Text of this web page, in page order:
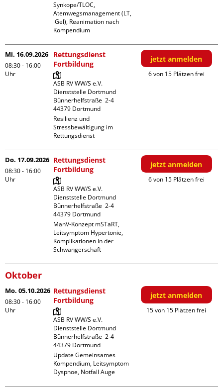
Synkope/TLOC,
Atemwegsmanagement (LT,
iGel), Reanimation nach
Kompendium
Mi. 16.09.2026
08:30 - 16:00
Uhr
Rettungsdienst
Fortbildung
ASB RV WW/S e.V.
Dienststelle Dortmund
Bünnerhelfstraße  2-4
Resilienz und
Stressbewältigung im
Rettungsdienst
jetzt anmelden
6 von 15 Plätzen frei
Do. 17.09.2026
08:30 - 16:00
Uhr
Rettungsdienst
Fortbildung
ASB RV WW/S e.V.
Dienststelle Dortmund
Bünnerhelfstraße  2-4
ManV-Konzept mSTaRT,
Leitsymptom Hypertonie,
Komplikationen in der
Schwangerschaft
jetzt anmelden
6 von 15 Plätzen frei
Oktober
Mo. 05.10.2026
08:30 - 16:00
Uhr
Rettungsdienst
Fortbildung
ASB RV WW/S e.V.
Dienststelle Dortmund
Bünnerhelfstraße  2-4
Update Gemeinsames
Kompendium, Leitsymptom
Dyspnoe, Notfall Auge
jetzt anmelden
15 von 15 Plätzen frei